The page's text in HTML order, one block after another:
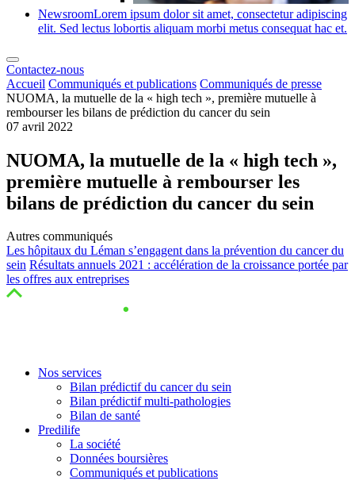
NewsroomLorem ipsum dolor sit amet, consectetur adipiscing
elit. Sed lectus lobortis aliquam morbi metus consequat hac et.
Contactez-nous
Accueil Communiqués et publications Communiqués de presse
NUOMA, la mutuelle de la « high tech », première mutuelle à
rembourser les bilans de prédiction du cancer du sein
07 avril 2022
NUOMA, la mutuelle de la « high tech »,
première mutuelle à rembourser les
bilans de prédiction du cancer du sein
Autres communiqués
Les hôpitaux du Léman s’engagent dans la prévention du cancer du
sein Résultats annuels 2021 : accélération de la croissance portée par
les offres aux entreprises
Nos services
Bilan prédictif du cancer du sein
Bilan prédictif multi-pathologies
Bilan de santé
Predilife
La société
Données boursières
Communiqués et publications